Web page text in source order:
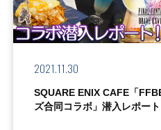
2021.11.30
SQUARE ENIX CAFE「
ズ合同コラボ」潜入レポート